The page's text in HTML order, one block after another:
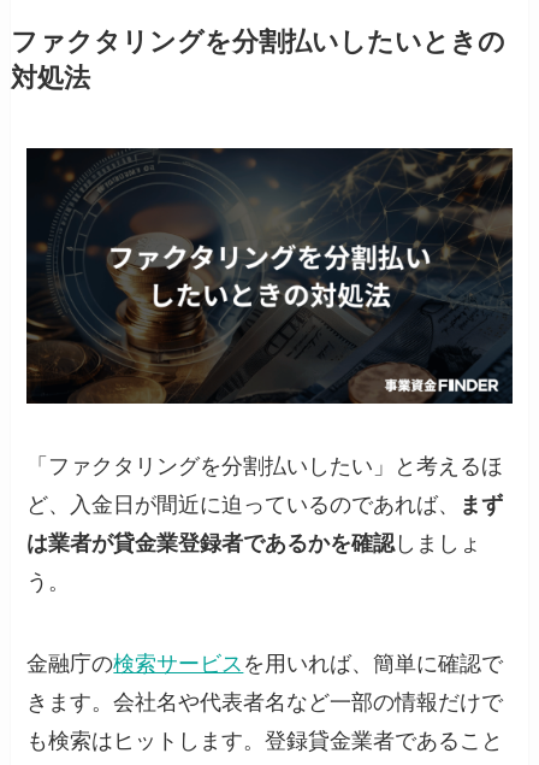
ファクタリングを分割払いしたいときの
対処法
「ファクタリングを分割払いしたい」と考えるほ
ど、入金日が間近に迫っているのであれば、
まず
は業者が貸金業登録者であるかを確認 しましょ
う。
金融庁の検索サービス を用いれば、簡単に確認で
きます。会社名や代表者名など一部の情報だけで
も検索はヒットします。登録貸金業者であること